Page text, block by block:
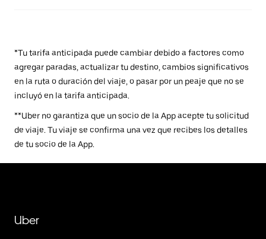
*Tu tarifa anticipada puede cambiar debido a factores como
agregar paradas, actualizar tu destino, cambios significativos
en la ruta o duración del viaje, o pasar por un peaje que no se
incluyó en la tarifa anticipada.
**Uber no garantiza que un socio de la App acepte tu solicitud
de viaje. Tu viaje se confirma una vez que recibes los detalles
de tu socio de la App.
Uber